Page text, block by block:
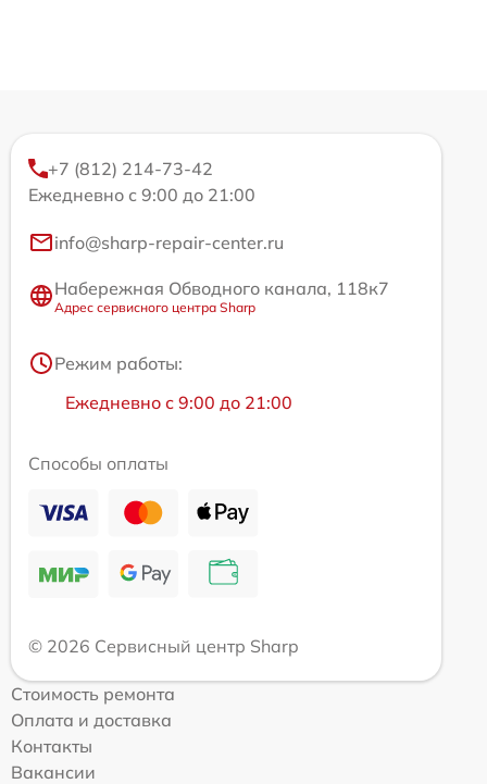
+7 (812) 214-73-42
Ежедневно с 9:00 до 21:00
info@sharp-repair-center.ru
Набережная Обводного канала, 118к7
Адрес сервисного центра Sharp
Режим работы:
Ежедневно с 9:00 до 21:00
Способы оплаты
© 2026 Сервисный центр Sharp
Стоимость ремонта
Оплата и доставка
Контакты
Вакансии